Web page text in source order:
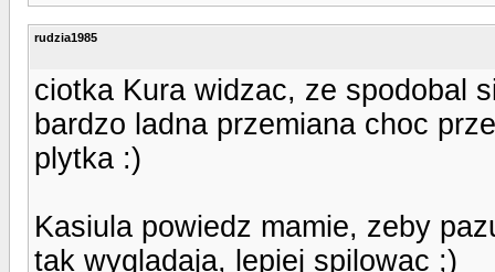
rudzia1985
ciotka Kura widzac, ze spodobal
bardzo ladna przemiana choc
plytka :)
Kasiula powiedz mamie, zeby
tak wygladaja, lepiej spilowac ;)